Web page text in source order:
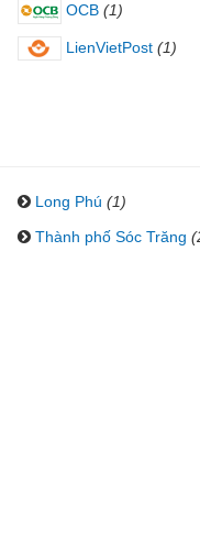
OCB (1)
LienVietPost (1)
Long Phú (1)
Thành phố Sóc Trăng